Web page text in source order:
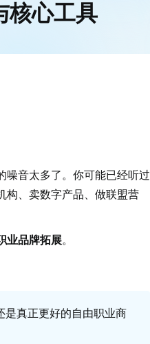
核心工具
噪音太多了。你可能已经听过
构、卖数字产品、做联盟营
业品牌拓展。
是真正更好的自由职业商